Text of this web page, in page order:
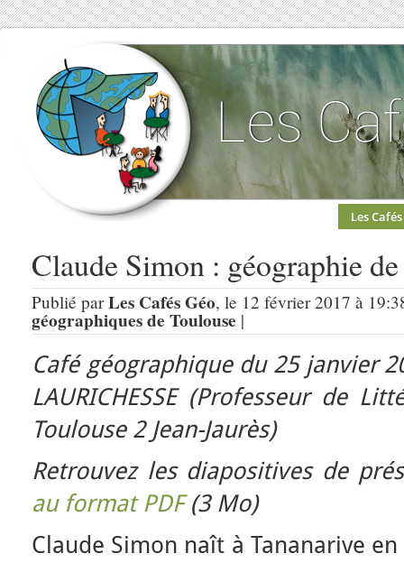
Les Cafés
Claude Simon : géographie
Publié parLes Cafés Géo, le 12 février 2017 à
géographiques de Toulouse |
Café géographique du 25 janvier
LAURICHESSE (Professeur de
Toulouse 2 Jean-Jaurès)
Retrouvez les diapositives de
au format PDF(3 Mo)
Claude Simon naît à Tananarive